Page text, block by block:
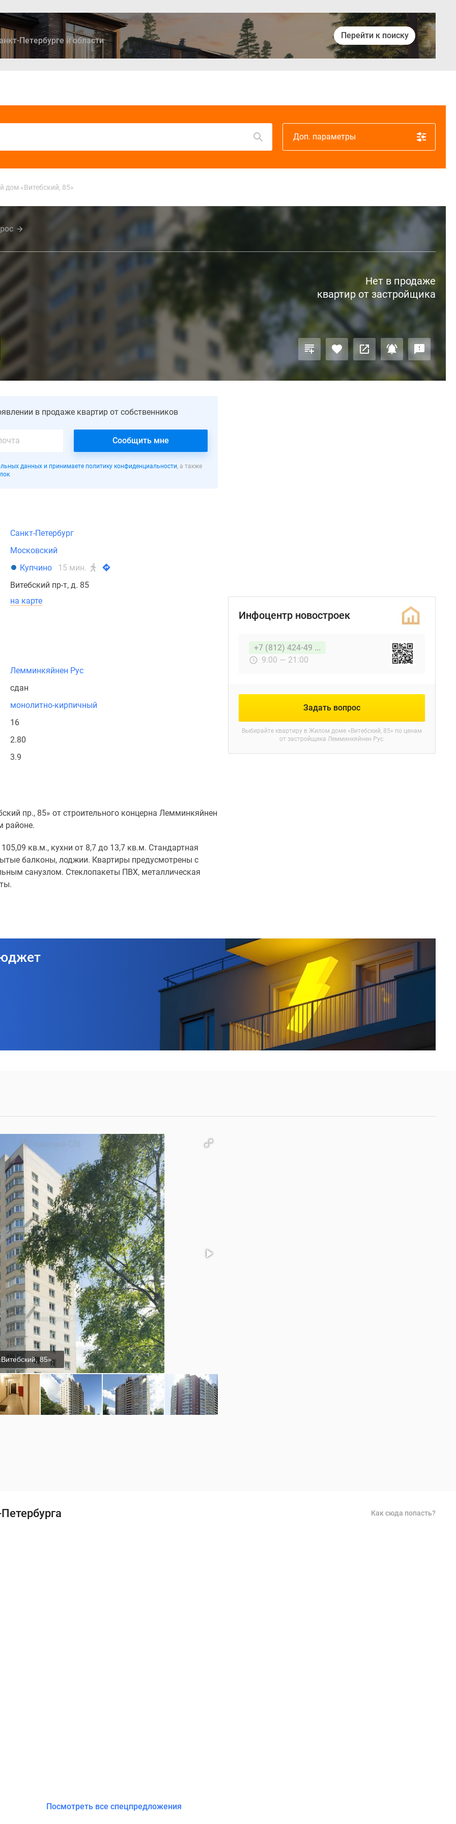
Петербурге и области
Перейти к поиску
Доп. параметры
дом «Витебский, 85»
Нет в продаже
квартир от застройщика
в продаже квартир от собственников
Сообщить мне
данных и принимаете политику конфиденциальности, а также
Санкт-Петербург
Московский
Купчино
15 мин.
Витебский пр-т, д. 85
на карте
Лемминкяйнен Рус
сдан
монолитно-кирпичный
16
2.80
3.9
пр., 85» от строительного концерна Лемминкяйнен
районе.
кв.м., кухни от 8,7 до 13,7 кв.м. Стандартная
балконы, лоджии. Квартиры предусмотрены с
санузлом. Стеклопакеты ПВХ, металлическая
Инфоцентр новостроек
+7 (812) 424-49 ...
9:00 — 21:00
Задать вопрос
Выбирайте квартиру в Жилом доме «Витебский, 85» по ценам
от застройщика Лемминкяйнен Рус.
85».
Как сюда попасть?
Посмотреть все спецпредложения